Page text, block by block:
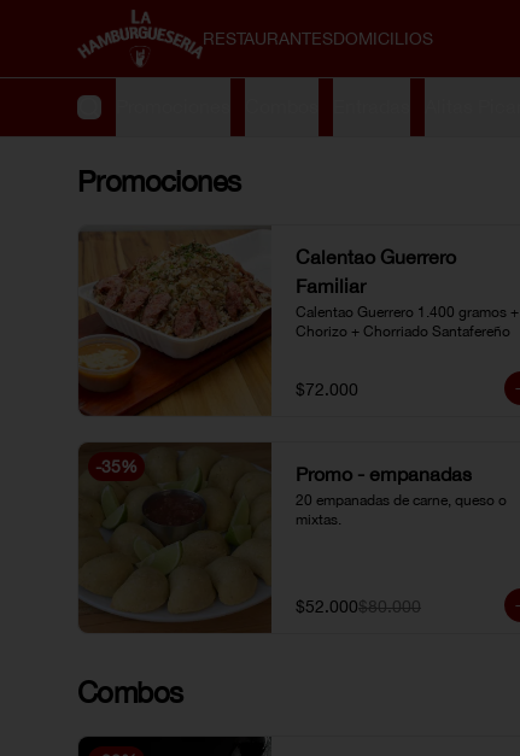
RESTAURANTESDOMICILIOS
Promociones
Calentao Guerrero
Familiar
Calentao Guerrero 1.400 gramos +
Chorizo + Chorriado Santafereño
$72.000
-35% Promo - empanadas
20 empanadas de carne, queso o
mixtas.
$52.000$80.000
Combos